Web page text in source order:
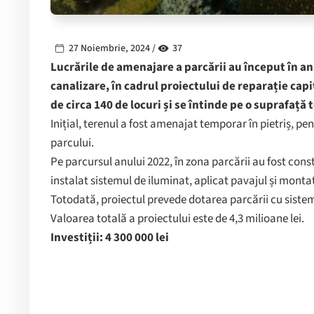
27 Noiembrie, 2024 / 37
Lucrările de amenajare a parcării au început în
canalizare, în cadrul proiectului de reparație
de circa 140 de locuri și se întinde pe o
Inițial, terenul a fost amenajat temporar în pietriș,
parcului.
Pe parcursul anului 2022, în zona parcării au fost
instalat sistemul de iluminat, aplicat pavajul și
Totodată, proiectul prevede dotarea parcării cu
Valoarea totală a proiectului este de 4,3 milioane lei.
Investiții: 4 300 000 lei